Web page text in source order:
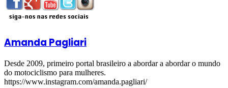
Amanda Pagliari
Desde 2009, primeiro portal brasileiro a abordar a abordar o mundo
do motociclismo para mulheres.
https://www.instagram.com/amanda.pagliari/